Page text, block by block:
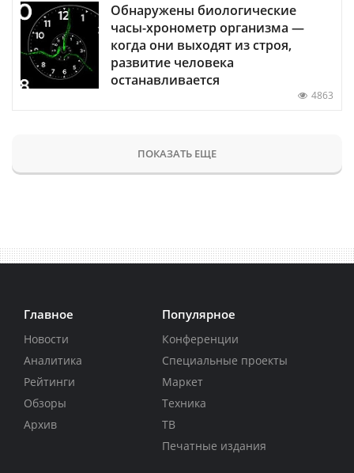
Обнаружены биологические
часы-хронометр организма —
когда они выходят из строя,
развитие человека
останавливается
4863
ПОКАЗАТЬ ЕЩЕ
Главное
Новости
Аналитика
Рейтинги
Обзоры
Архив
Популярное
Конференции
Специальные проекты
Маркет
Техника
ТВ
Печатные издания